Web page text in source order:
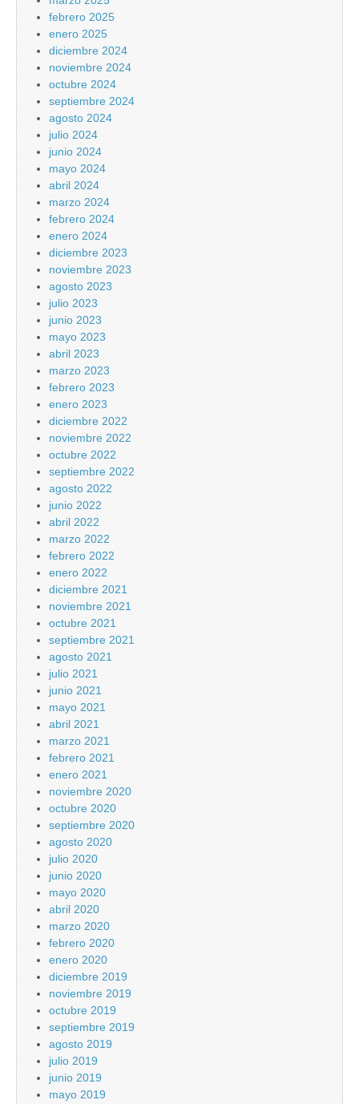
febrero 2025
enero 2025
diciembre 2024
noviembre 2024
octubre 2024
septiembre 2024
agosto 2024
julio 2024
junio 2024
mayo 2024
abril 2024
marzo 2024
febrero 2024
enero 2024
diciembre 2023
noviembre 2023
agosto 2023
julio 2023
junio 2023
mayo 2023
abril 2023
marzo 2023
febrero 2023
enero 2023
diciembre 2022
noviembre 2022
octubre 2022
septiembre 2022
agosto 2022
junio 2022
abril 2022
marzo 2022
febrero 2022
enero 2022
diciembre 2021
noviembre 2021
octubre 2021
septiembre 2021
agosto 2021
julio 2021
junio 2021
mayo 2021
abril 2021
marzo 2021
febrero 2021
enero 2021
noviembre 2020
octubre 2020
septiembre 2020
agosto 2020
julio 2020
junio 2020
mayo 2020
abril 2020
marzo 2020
febrero 2020
enero 2020
diciembre 2019
noviembre 2019
octubre 2019
septiembre 2019
agosto 2019
julio 2019
junio 2019
mayo 2019